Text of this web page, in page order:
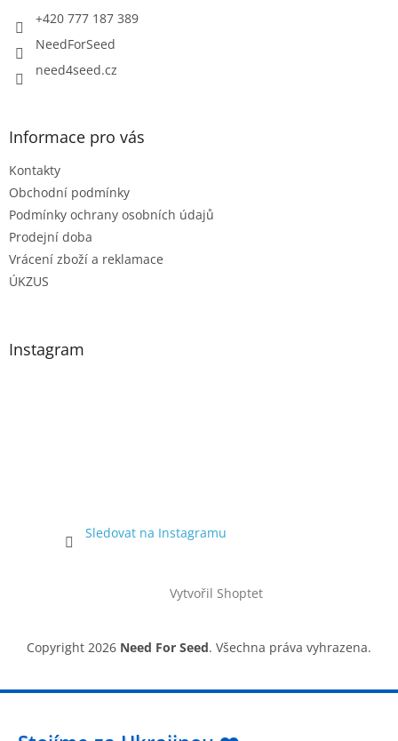
+420 777 187 389
NeedForSeed
need4seed.cz
Informace pro vás
Kontakty
Obchodní podmínky
Podmínky ochrany osobních údajů
Prodejní doba
Vrácení zboží a reklamace
ÚKZUS
Instagram
Sledovat na Instagramu
Vytvořil Shoptet
Copyright 2026 Need For Seed. Všechna práva vyhrazena.